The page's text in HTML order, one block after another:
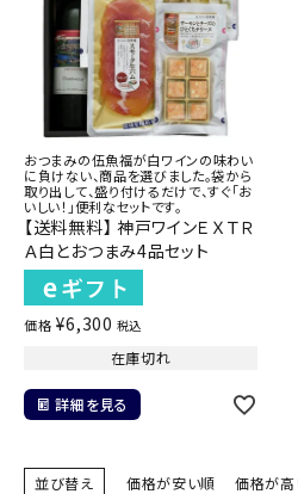
おつまみの伍魚福が白ワインの味わい
に負けない、商品を選びました。袋から
取り出して、盛り付けるだけで、すぐ「お
いしい！」便利なセットです。
【送料無料】 神戸ワインＥＸＴＲ
Ａ白とおつまみ4品セット
価格 ¥6,300 税込
在庫切れ
詳細を見る
並び替え 価格が安い順 価格が